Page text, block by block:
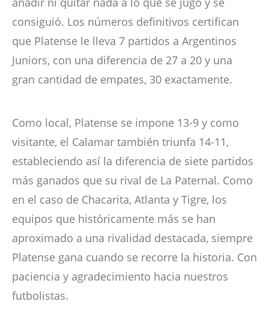
consiguió. Los números definitivos certifican
que Platense le lleva 7 partidos a Argentinos
Juniors, con una diferencia de 27 a 20 y una
gran cantidad de empates, 30 exactamente.
Como local, Platense se impone 13-9 y como
visitante, el Calamar también triunfa 14-11,
estableciendo así la diferencia de siete partidos
más ganados que su rival de La Paternal. Como
en el caso de Chacarita, Atlanta y Tigre, los
equipos que históricamente más se han
aproximado a una rivalidad destacada, siempre
Platense gana cuando se recorre la historia. Con
paciencia y agradecimiento hacia nuestros
futbolistas.